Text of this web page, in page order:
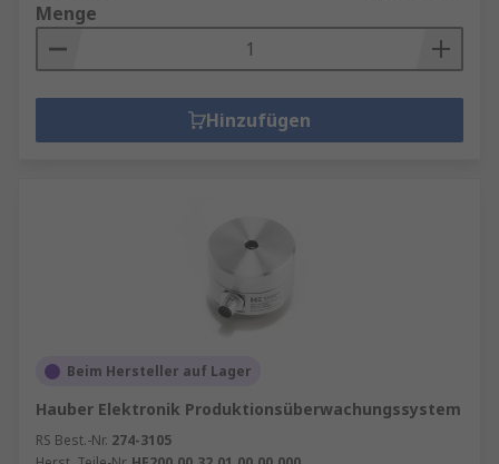
Menge
Hinzufügen
Beim Hersteller auf Lager
Hauber Elektronik Produktionsüberwachungssystem
RS Best.-Nr. 274-3105